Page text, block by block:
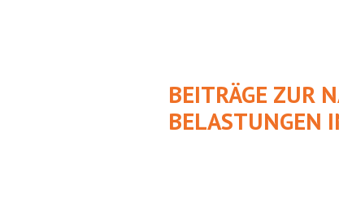
BEITRÄGE ZUR
BELASTUNGEN